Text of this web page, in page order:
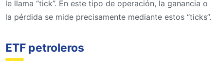
le llama “tick”. En este tipo de operación, la ganancia o
la pérdida se mide precisamente mediante estos “ticks”.
ETF petroleros